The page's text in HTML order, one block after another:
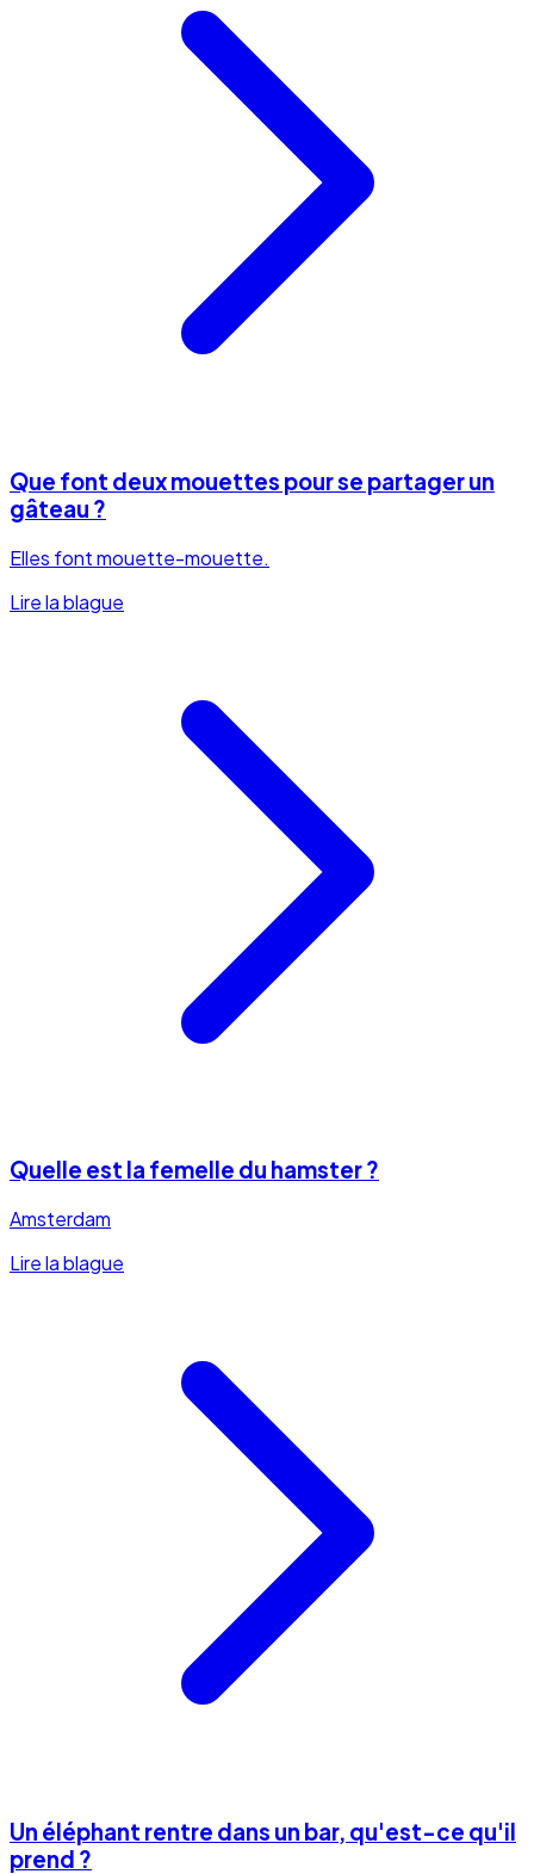
Que font deux mouettes pour se partager un
gâteau ?
Elles font mouette-mouette.
Lire la blague
Quelle est la femelle du hamster ?
Amsterdam
Lire la blague
Un éléphant rentre dans un bar, qu'est-ce qu'il
prend ?